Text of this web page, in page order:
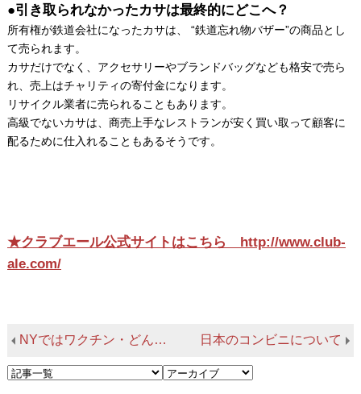
●引き取られなかったカサは最終的にどこへ？
所有権が鉄道会社になったカサは、 “鉄道忘れ物バザー”の商品とし
て売られます。
カサだけでなく、アクセサリーやブランドバッグなども格安で売ら
れ、売上はチャリティの寄付金になります。
リサイクル業者に売られることもあります。
高級でないカサは、商売上手なレストランが安く買い取って顧客に
配るために仕入れることもあるそうです。
★クラブエール公式サイトはこちら http://www.club-
ale.com/
NYではワクチン・どんな順番で接種が進んだか？ 日本のコンビニについて